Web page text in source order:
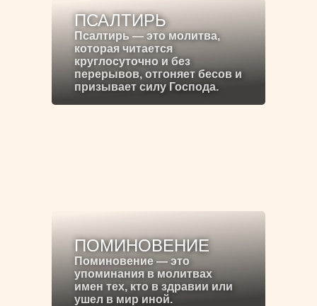
ПСАЛТИРЬ
Псалтирь — это молитва,
которая читается
круглосуточно и без
перерывов, отгоняет бесов и
призывает силу Господа.
ПОМИНОВЕНИЕ
Поминовение — это
упоминания в молитвах
имен тех, кто в здравии или
ушел в мир иной.